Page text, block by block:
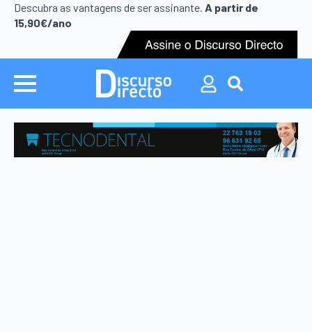
Descubra as vantagens de ser assinante. A partir de
15,90€/ano
Search
for:
Search